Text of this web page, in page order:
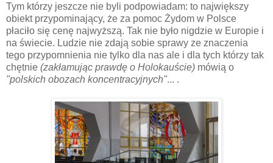
Tym którzy jeszcze nie byli podpowiadam: to największy
obiekt przypominający, że za pomoc Żydom w Polsce
płaciło się cenę najwyższą. Tak nie było nigdzie w Europie i
na świecie. Ludzie nie zdają sobie sprawy ze znaczenia
tego przypomnienia nie tylko dla nas ale i dla tych którzy tak
chętnie (zakłamując prawdę o Holokauście) mówią o
"polskich obozach koncentracyjnych"... .